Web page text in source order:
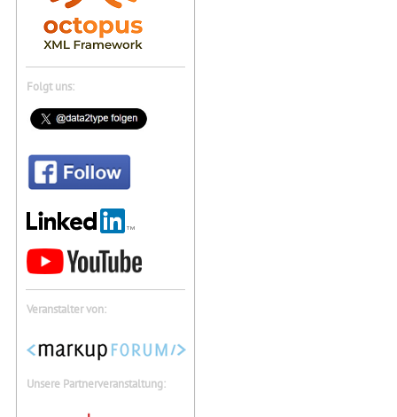
Folgt uns:
Veranstalter von:
Unsere Partnerveranstaltung: